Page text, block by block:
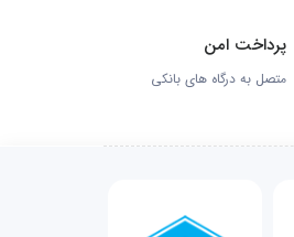
پرداخت امن
متصل به درگاه های بانکی